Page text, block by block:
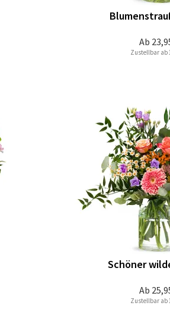
Ab
Zustellbar ab
Ab
Schöner
Zustellbar ab